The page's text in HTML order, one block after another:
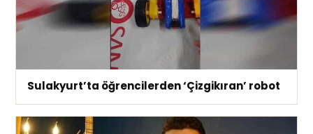
Sulakyurt’ta öğrencilerden ‘Çizgikıran’ robot